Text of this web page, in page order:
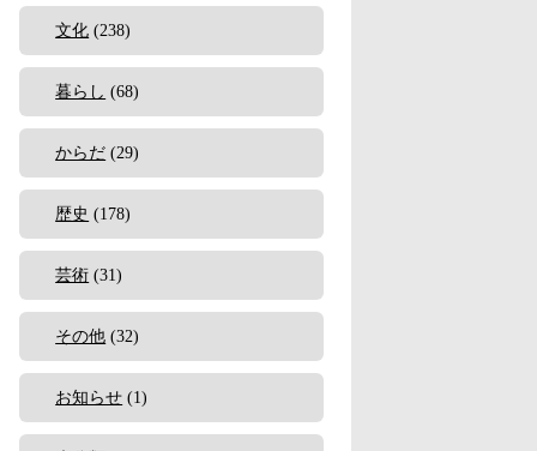
文化 (238)
暮らし (68)
からだ (29)
歴史 (178)
芸術 (31)
その他 (32)
お知らせ (1)